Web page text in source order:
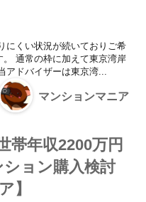
にくい状況が続いておりご希
通常の枠に加えて東京湾岸
ドバイザーは東京湾...
マンションマニア
帯年収2200万円
ョン購入検討
】